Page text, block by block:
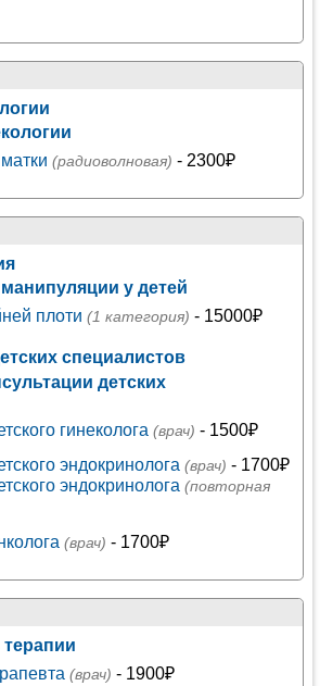
(радиоволновая) - 2300₽
у детей
плоти (1 категория) - 15000₽
специалистов
детских
гинеколога (врач) - 1500₽
эндокринолога (врач) - 1700₽
эндокринолога (повторная
(врач) - 1700₽
терапии
(врач) - 1900₽